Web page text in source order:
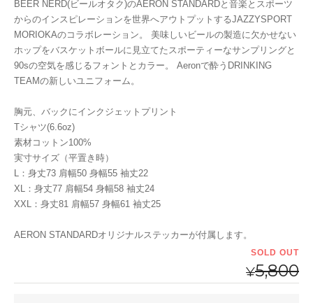
BEER NERD(ビールオタク)のAERON STANDARDと音楽とスポーツ
からのインスピレーションを世界へアウトプットするJAZZYSPORT
MORIOKAのコラボレーション。 美味しいビールの製造に欠かせない
ホップをバスケットボールに見立てたスポーティーなサンプリングと
90sの空気を感じるフォントとカラー。 Aeronで酔うDRINKING
TEAMの新しいユニフォーム。
胸元、バックにインクジェットプリント
Tシャツ(6.6oz)
素材コットン100%
実寸サイズ（平置き時）
L：身丈73 肩幅50 身幅55 袖丈22
XL：身丈77 肩幅54 身幅58 袖丈24
XXL：身丈81 肩幅57 身幅61 袖丈25
AERON STANDARDオリジナルステッカーが付属します。
SOLD OUT
¥5,800